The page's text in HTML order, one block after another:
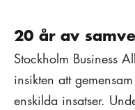
20 år av
Stockholm Business
insikten att
enskilda insatser.